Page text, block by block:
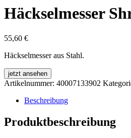
Häckselmesser
55,60 €
Häckselmesser aus Stahl.
jetzt ansehen
Artikelnummer: 40007133902
Beschreibung
Produktbeschreibung